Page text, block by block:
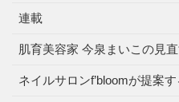
連載
肌育美容家 今泉まいこの見
ネイルサロンf’bloomが提案